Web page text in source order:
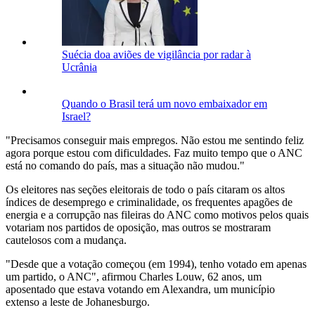
Suécia doa aviões de vigilância por radar à
Ucrânia
Quando o Brasil terá um novo embaixador em
Israel?
"Precisamos conseguir mais empregos. Não estou me sentindo feliz
agora porque estou com dificuldades. Faz muito tempo que o ANC
está no comando do país, mas a situação não mudou."
Os eleitores nas seções eleitorais de todo o país citaram os altos
índices de desemprego e criminalidade, os frequentes apagões de
energia e a corrupção nas fileiras do ANC como motivos pelos quais
votariam nos partidos de oposição, mas outros se mostraram
cautelosos com a mudança.
"Desde que a votação começou (em 1994), tenho votado em apenas
um partido, o ANC", afirmou Charles Louw, 62 anos, um
aposentado que estava votando em Alexandra, um município
extenso a leste de Johanesburgo.